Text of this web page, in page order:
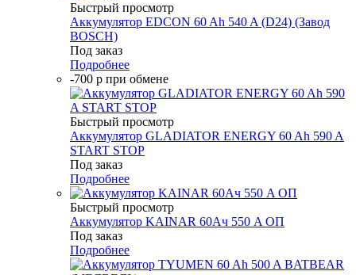
Быстрый просмотр
Аккумулятор EDCON 60 Ah 540 A (D24) (Завод
BOSCH)
Под заказ
Подробнее
-700 р при обмене
Быстрый просмотр
Аккумулятор GLADIATOR ENERGY 60 Ah 590 A
START STOP
Под заказ
Подробнее
Быстрый просмотр
Аккумулятор KAINAR 60Ач 550 A ОП
Под заказ
Подробнее